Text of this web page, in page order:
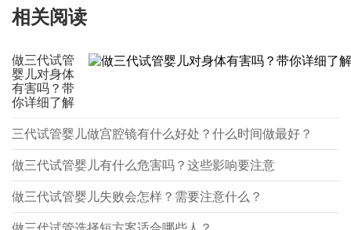
相关阅读
做三代试管
婴儿对身体
有害吗？带
你详细了解
三代试管婴儿做宫腔镜有什么好处？什么时间做最好？
做三代试管婴儿有什么危害吗？这些影响要注意
做三代试管婴儿失败会怎样？需要注意什么？